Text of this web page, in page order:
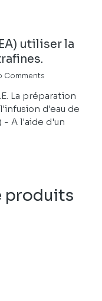
utiliser la
Comments
La préparation
d'eau de
- A l'aide d'un
produits